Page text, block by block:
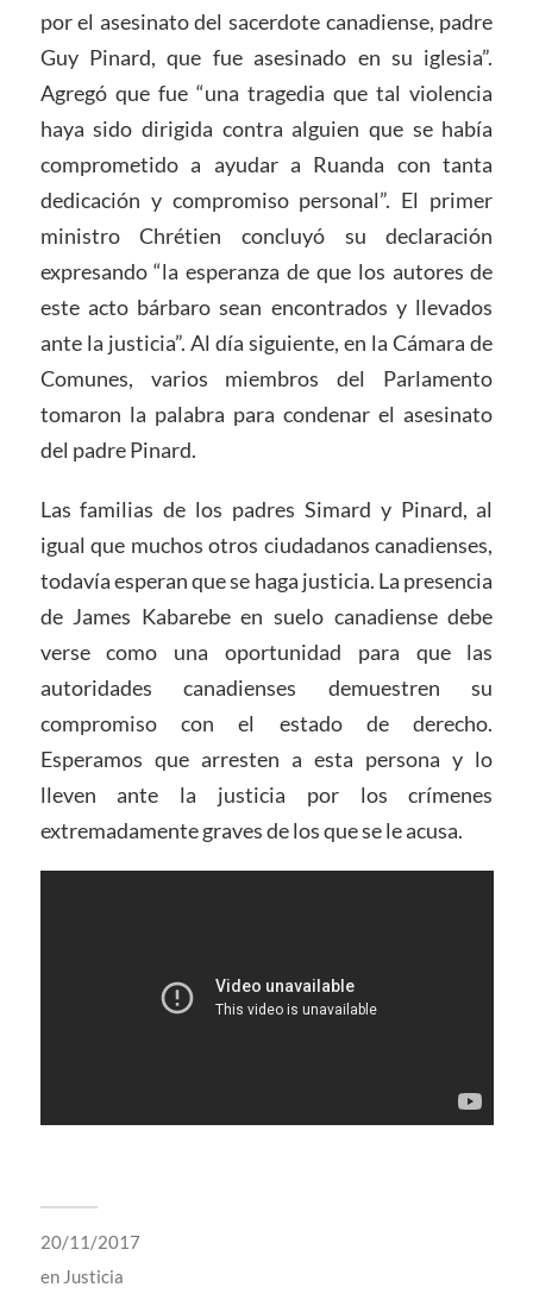
por el asesinato del sacerdote canadiense, padre
Guy Pinard, que fue asesinado en su iglesia”.
Agregó que fue “una tragedia que tal violencia
haya sido dirigida contra alguien que se había
comprometido a ayudar a Ruanda con tanta
dedicación y compromiso personal”. El primer
ministro Chrétien concluyó su declaración
expresando “la esperanza de que los autores de
este acto bárbaro sean encontrados y llevados
ante la justicia”. Al día siguiente, en la Cámara de
Comunes, varios miembros del Parlamento
tomaron la palabra para condenar el asesinato
del padre Pinard.
Las familias de los padres Simard y Pinard, al
igual que muchos otros ciudadanos canadienses,
todavía esperan que se haga justicia. La presencia
de James Kabarebe en suelo canadiense debe
verse como una oportunidad para que las
autoridades canadienses demuestren su
compromiso con el estado de derecho.
Esperamos que arresten a esta persona y lo
lleven ante la justicia por los crímenes
extremadamente graves de los que se le acusa.
20/11/2017
en Justicia